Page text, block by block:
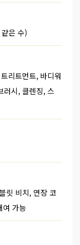
은 수)
리트먼트, 바디워
러시, 클렌징, 스
릿 비치, 연장 코
여 가능